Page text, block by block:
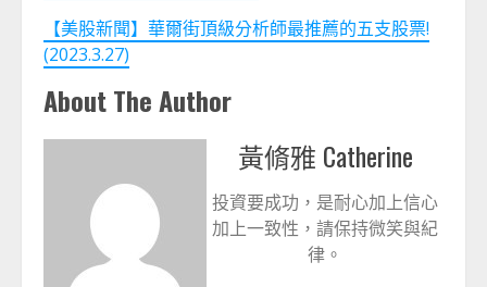
【美股新聞】華爾街頂級分析師最推薦的五支股票!
(2023.3.27)
About The Author
黃脩雅 Catherine
投資要成功，是耐心加上信心
加上一致性，請保持微笑與紀
律。